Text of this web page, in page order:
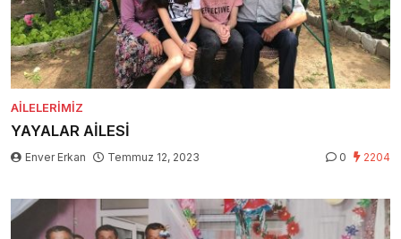
AILELERIMIZ
YAYALAR AİLESİ
Enver Erkan Temmuz 12, 2023 0 2204